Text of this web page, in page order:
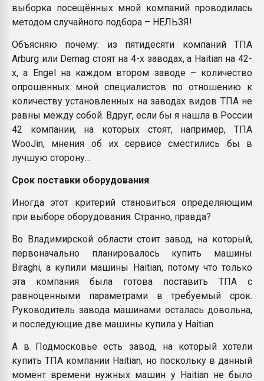
выборка посещённых мной компаний проводилась
методом случайного подбора – НЕЛЬЗЯ!
Объясняю почему: из пятидесяти компаний ТПА
Arburg или Demag стоят на 4-х заводах, а Haitian на 42-
х, а Engel на каждом втором заводе – количество
опрошенных мной специалистов по отношению к
количеству установленных на заводах видов ТПА не
равны между собой. Вдруг, если бы я нашла в России
42 компании, на которых стоят, например, ТПА
WooJin, мнения об их сервисе сместились бы в
лучшую сторону…
Срок поставки оборудования
Иногда этот критерий становиться определяющим
при выборе оборудования. Странно, правда?
Во Владимирской области стоит завод, на который,
первоначально планировалось купить машины
Biraghi, а купили машины Haitian, потому что только
эта компания была готова поставить ТПА с
равноценными параметрами в требуемый срок.
Руководитель завода машинами осталась довольна,
и последующие две машины купила у Haitian.
А в Подмосковье есть завод, на который хотели
купить ТПА компании Haitian, но поскольку в данный
момент времени нужных машин у Haitian не было